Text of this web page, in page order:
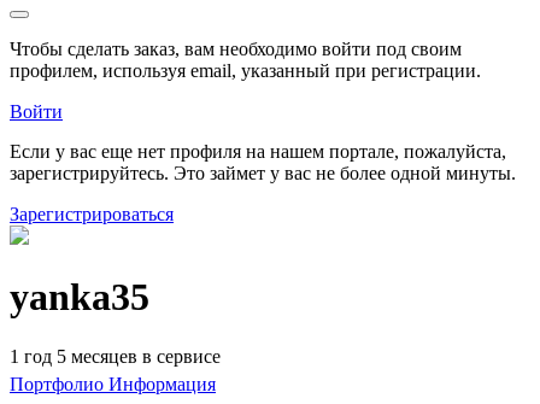
Чтобы сделать заказ, вам необходимо войти под своим
профилем, используя email, указанный при регистрации.
Войти
Если у вас еще нет профиля на нашем портале, пожалуйста,
зарегистрируйтесь. Это займет у вас не более одной минуты.
Зарегистрироваться
yanka35
1 год 5 месяцев в сервисе
Портфолио Информация